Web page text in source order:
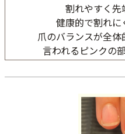
割れやすく先
健康的で割れ
爪のバランスが全
言われるピンクの